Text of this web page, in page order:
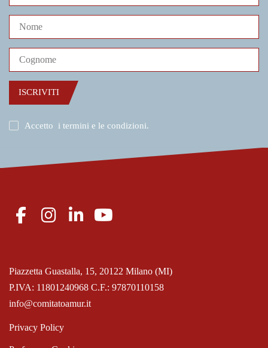
ISCRIVITI
Accetto i termini e le condizioni.
P.IVA: 11801240968 C.F.: 97870110158
Piazzetta Guastalla, 15, 20122 Milano (MI)
info@comitatoamur.it
Privacy Policy